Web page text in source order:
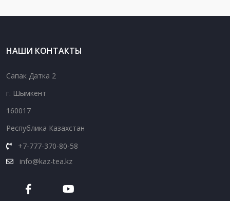
НАШИ КОНТАКТЫ
Сапак Датка 2
г. Шымкент
160017
Республика Казахстан
+7-777-370-80-58
info@kaz-tea.kz